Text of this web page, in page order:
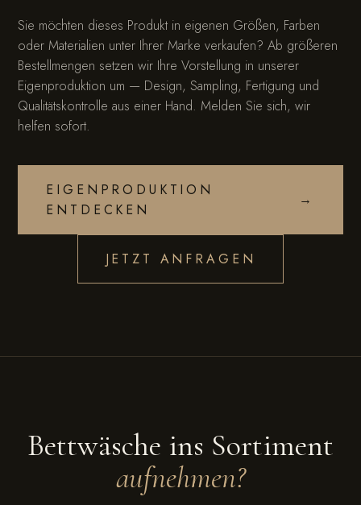
Sie möchten dieses Produkt in eigenen Größen, Farben
oder Materialien unter Ihrer Marke verkaufen? Ab größeren
Bestellmengen setzen wir Ihre Vorstellung in unserer
Eigenproduktion um — Design, Sampling, Fertigung und
Qualitätskontrolle aus einer Hand. Melden Sie sich, wir
helfen sofort.
EIGENPRODUKTION
ENTDECKEN
→
JETZT ANFRAGEN
Bettwäsche ins Sortiment
aufnehmen?